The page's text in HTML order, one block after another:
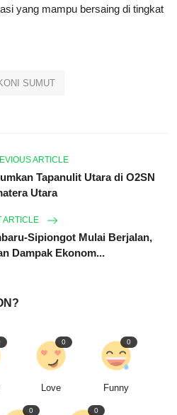
yang mampu bersaing di tingkat
SUMUT
ARTICLE
Tapanulit Utara di O2SN
Utara
ARTICLE
Sipiongot Mulai Berjalan,
Dampak Ekonom...
Love
0
Funny
0
0 0